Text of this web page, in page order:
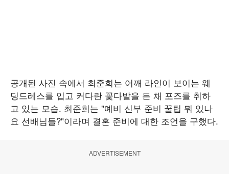
공개된 사진 속에서 최준희는 어깨 라인이 보이는 웨
딩드레스를 입고 커다란 꽃다발을 든 채 포즈를 취하
고 있는 모습. 최준희는 "예비 신부 준비 꿀팁 뭐 있나
요 선배님들?"이라며 결혼 준비에 대한 조언을 구했다.
ADVERTISEMENT